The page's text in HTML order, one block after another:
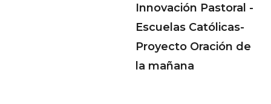
Innovación Pastoral -
Escuelas Católicas-
Proyecto Oración de
la mañana